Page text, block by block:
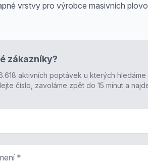
vrstvy pro výrobce masivních
zákazníky?
aktivních poptávek u kterých hledáme
číslo, zavoláme zpět do 15 minut a